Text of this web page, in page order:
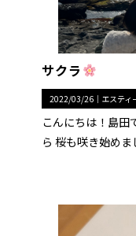
サクラ
2022/03/26｜ エスティ
こんにちは！島田
ら 桜も咲き始め